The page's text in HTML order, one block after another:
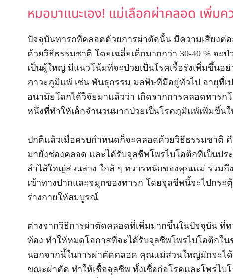
หมอมาแนะเอง! แม่เลือกผ่าคลอด เพิ่ม
ปัจจุบันทารกที่คลอดด้วยการผ่าตัดนั้น มีความเสี่ยงต่อ
ด้วยวิธีธรรมชาติ โดยเฉลี่ยเด็กมากกว่า 30-40 % จะป่
เป็นผู้ใหญ่ มีแนวโน้มที่จะป่วยเป็นโรคเรื้อรังเพิ่มขึ้นอ
ภาวะภูมิแพ้ เช่น พันธุกรรม มลพิษที่มีอยู่ทั่วไป อายุที่เ
อนามัยโลกได้วิจัยมาแล้วว่า เกิดจากการคลอดทารก
หนึ่งที่ทำให้เด็กจำนวนมากป่วยเป็นโรคภูมิแพ้เพิ่มขึ้น
ปกติแล้วเมื่อครบกำหนดก็จะคลอดด้วยวิธีธรรมชาติ
มายังช่องคลอด และได้รับจุลชีพโพรไบโอติกที่เป็นป
ลำไส้ใหญ่ส่วนล่าง ใกล้ ๆ ทวารหนักของคุณแม่ รวม
เข้าทางปากและจมูกของทารก โดยจุลชีพนี้จะไปกร
ร่างกายให้สมบูรณ์
ต่างจากวิธีการผ่าตัดคลอดที่เพิ่มมากขึ้นในปัจจุบัน ที่
ท้อง ทำให้หมดโอกาสที่จะได้รับจุลชีพโพรไบโอติกใ
นอกจากนี้ในการผ่าตัดคลอด คุณแม่ส่วนใหญ่มักจะได้
ขณะผ่าตัด ทำให้เชื้อจุลชีพ ทั้งเชื้อก่อโรคและโพรไบ